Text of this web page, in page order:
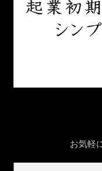
お気軽